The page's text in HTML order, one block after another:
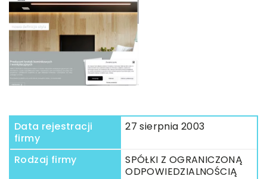
Data rejestracji
firmy
27 sierpnia 2003
Rodzaj firmy
SPÓŁKI Z OGRANICZONĄ
ODPOWIEDZIALNOŚCIĄ